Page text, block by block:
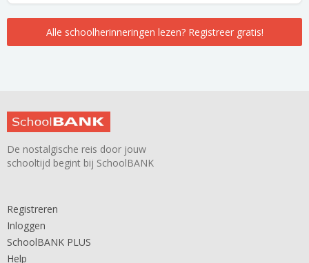
Alle schoolherinneringen lezen? Registreer gratis!
De nostalgische reis door jouw
schooltijd begint bij SchoolBANK
Registreren
Inloggen
SchoolBANK PLUS
Help